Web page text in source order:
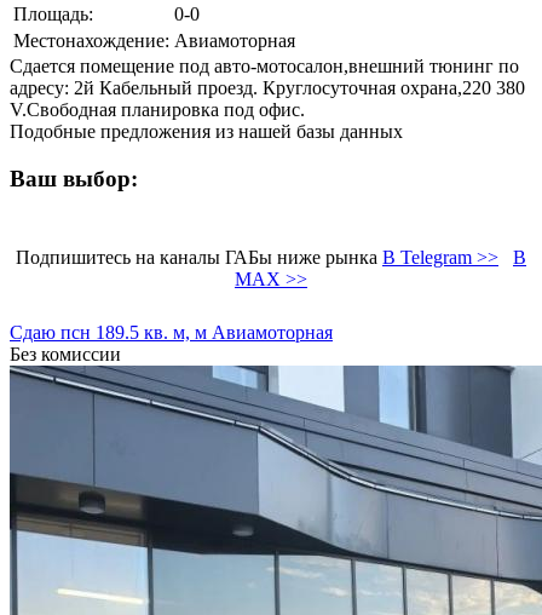
Площадь:
0-0
Местонахождение: Авиамоторная
Сдается помещение под авто-мотосалон,внешний тюнинг по
адресу: 2й Кабельный проезд. Круглосуточная охрана,220 380
V.Свободная планировка под офис.
Подобные предложения из нашей базы данных
Ваш выбор:
Подпишитесь на каналы ГАБы ниже рынка В Telegram >>
В
MAX >>
Сдаю псн 189.5 кв. м, м Авиамоторная
Без комиссии